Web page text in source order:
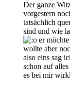
Der ganze
vorgestern
tatsächlich
sind und wie
er
wollte aber
also eins sag
schon auf
es bei mir